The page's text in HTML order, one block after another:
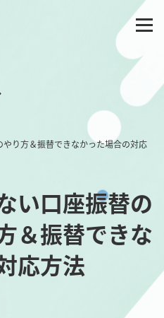
り方＆振替できなかった場合の対応
い口座振替の
＆振替できな
応方法